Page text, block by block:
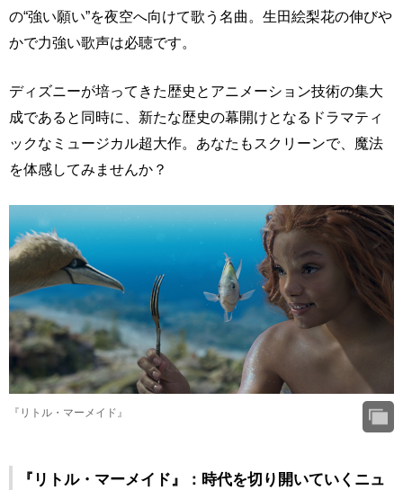
の“強い願い”を夜空へ向けて歌う名曲。生田絵梨花の伸びや
かで力強い歌声は必聴です。
ディズニーが培ってきた歴史とアニメーション技術の集大
成であると同時に、新たな歴史の幕開けとなるドラマティ
ックなミュージカル超大作。あなたもスクリーンで、魔法
を体感してみませんか？
『リトル・マーメイド』
『リトル・マーメイド』：時代を切り開いていくニュ